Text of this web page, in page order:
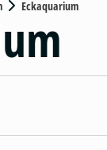
Eckaquarium